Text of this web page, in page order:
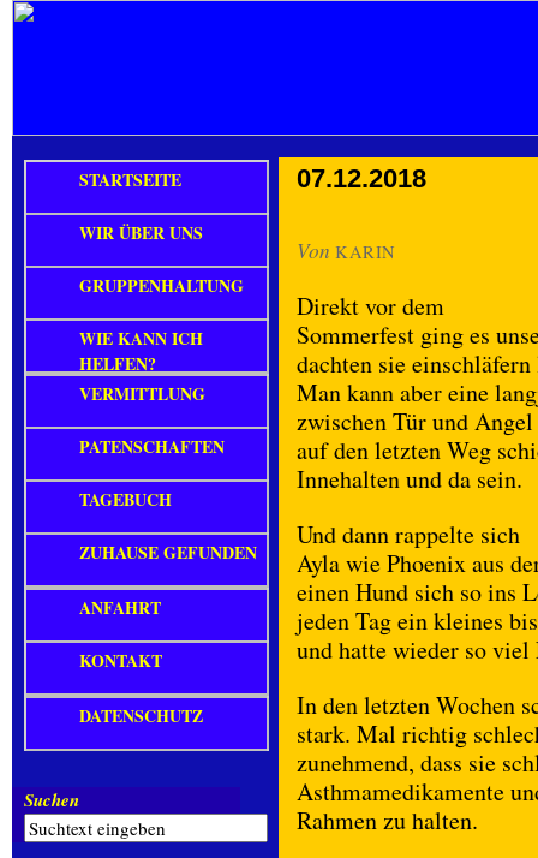
07.12.2018
Von KARIN
Direkt vor dem
Sommerfest ging es
dachten sie
Man kann aber eine
zwischen Tür und
auf den letzten Weg
Innehalten und da sein.
Und dann rappelte sich
Ayla wie Phoenix aus
einen Hund sich so ins
jeden Tag ein kleines
und hatte wieder so viel
In den letzten Wochen
stark. Mal richtig
zunehmend, dass sie
Asthmamedikamente
Rahmen zu halten.
STARTSEITE
WIR ÜBER UNS
GRUPPENHALTUNG
WIE KANN ICH
HELFEN?
VERMITTLUNG
PATENSCHAFTEN
TAGEBUCH
ZUHAUSE GEFUNDEN
ANFAHRT
KONTAKT
DATENSCHUTZ
Suchen